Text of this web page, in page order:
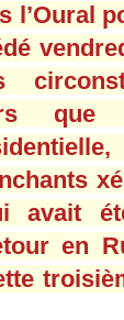
l’Oural
que
avait
en